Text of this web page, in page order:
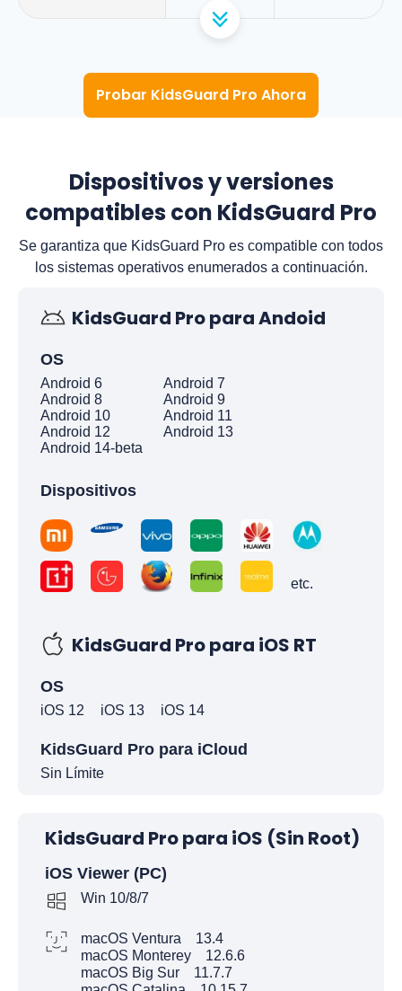
Probar KidsGuard Pro Ahora
Dispositivos y versiones
compatibles con KidsGuard Pro
Se garantiza que KidsGuard Pro es compatible con todos
los sistemas operativos enumerados a continuación.
KidsGuard Pro para Andoid
OS
Android 6
Android 7
Android 8
Android 9
Android 10
Android 11
Android 12
Android 13
Android 14-beta
Dispositivos
etc.
KidsGuard Pro para iOS RT
OS
iOS 12 iOS 13 iOS 14
KidsGuard Pro para iCloud
Sin Límite
KidsGuard Pro para iOS (Sin Root)
iOS Viewer (PC)
Win 10/8/7
macOS Ventura 13.4
macOS Monterey 12.6.6
macOS Big Sur 11.7.7